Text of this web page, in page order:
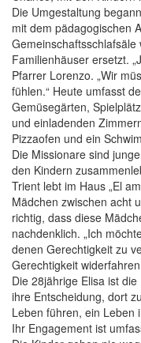
Die Umgestaltung
mit dem pädagogischen
Familienhäuser ersetzt.
Pfarrer Lorenzo. „Wir
fühlen.“ Heute umfasst
Gemüsegärten,
und einladenden
Pizzaofen und ein
Die Missionare sind
den Kindern
Trient lebt im Haus „El
Mädchen zwischen acht
richtig, dass diese
nachdenklich. „Ich
denen Gerechtigkeit zu
Gerechtigkeit
Die 28jährige Elisa ist
ihre Entscheidung, dort
Leben führen, ein Leben
Ihr Engagement ist